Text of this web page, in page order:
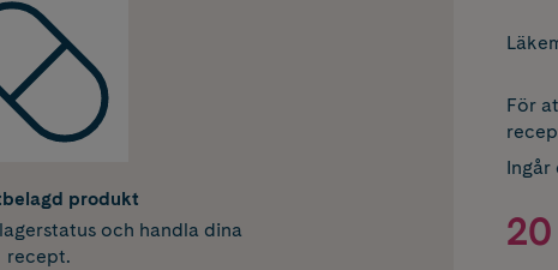
produkt
och handla dina
recept.
För
Ingår